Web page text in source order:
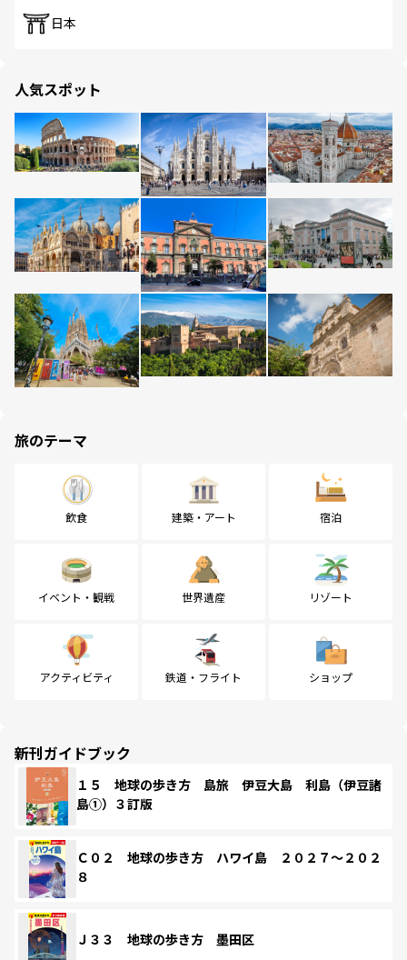
日本
人気スポット
旅のテーマ
飲食 建築・アート 宿泊
イベント・観戦 世界遺産 リゾート
アクティビティ 鉄道・フライト ショップ
新刊ガイドブック
１５ 地球の歩き方 島旅 伊豆大島 利島（伊豆諸
島①）３訂版
Ｃ０２ 地球の歩き方 ハワイ島 ２０２７～２０２
８
Ｊ３３ 地球の歩き方 墨田区